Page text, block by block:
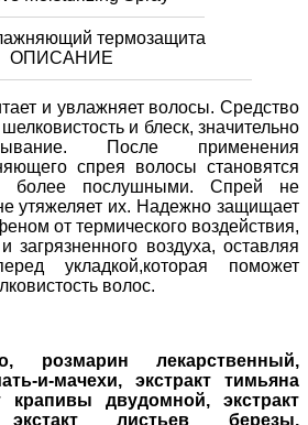
термозащита
ОПИСАНИЕ
и увлажняет волосы. Средство
и блеск, значительно
После применения
спрея волосы становятся
более послушными. Спрей не
утяжеляет их. Надежно защищает
от термического воздействия,
загрязненного воздуха, оставляя
укладкой,которая поможет
волос.
розмарин лекарственный,
и-мачехи, экстракт тимьяна
крапивы двудомной, экстракт
экстакт листьев березы,